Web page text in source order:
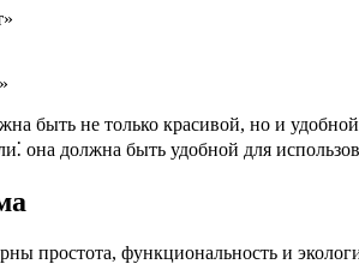
быть не только красивой, но и
она должна быть удобной для
простота, функциональность и